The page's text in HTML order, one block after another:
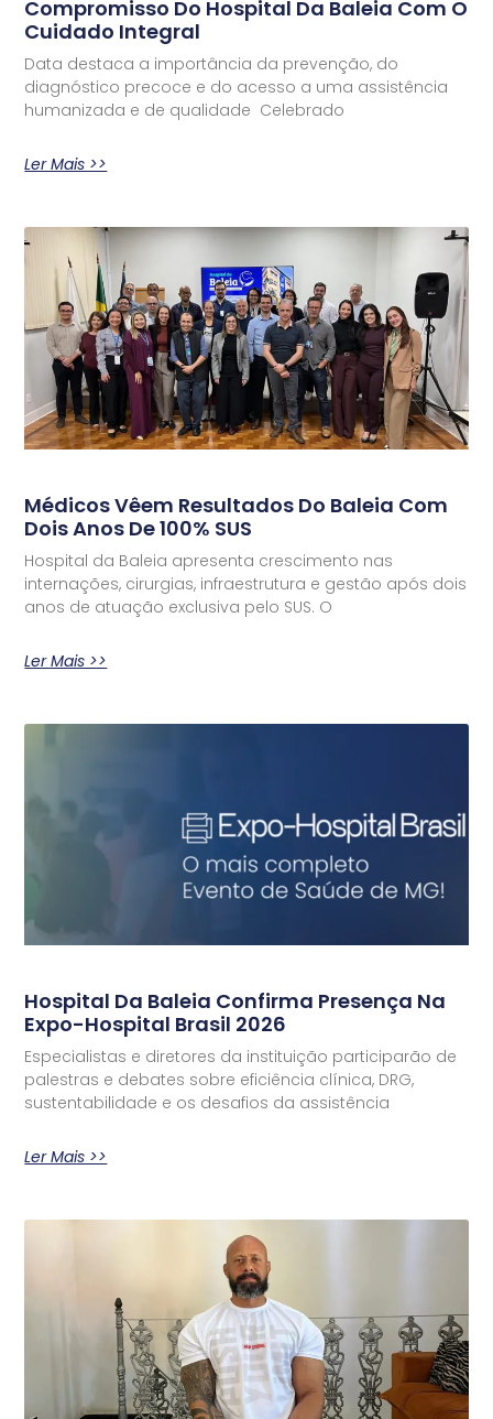
Compromisso Do Hospital Da Baleia Com O
Cuidado Integral
Data destaca a importância da prevenção, do
diagnóstico precoce e do acesso a uma assistência
humanizada e de qualidade Celebrado
Ler Mais >>
Médicos Vêem Resultados Do Baleia Com
Dois Anos De 100% SUS
Hospital da Baleia apresenta crescimento nas
internações, cirurgias, infraestrutura e gestão após dois
anos de atuação exclusiva pelo SUS. O
Ler Mais >>
Hospital Da Baleia Confirma Presença Na
Expo-Hospital Brasil 2026
Especialistas e diretores da instituição participarão de
palestras e debates sobre eficiência clínica, DRG,
sustentabilidade e os desafios da assistência
Ler Mais >>